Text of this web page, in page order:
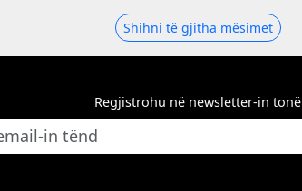
Shihni të gjitha mësimet
Regjistrohu në newsletter-in tonë